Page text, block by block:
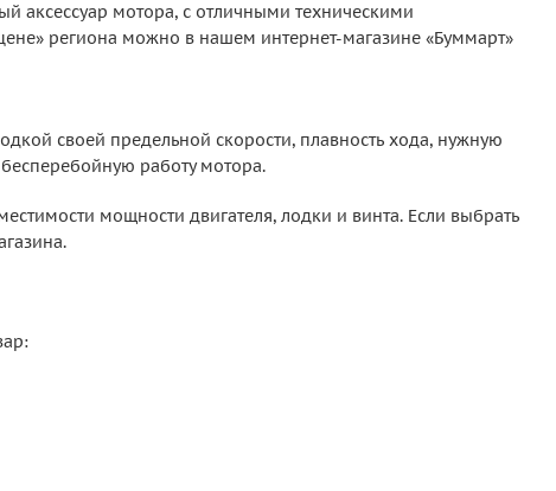
аксессуар мотора, с отличными техническими
региона можно в нашем интернет-магазине «Буммарт»
своей предельной скорости, плавность хода, нужную
работу мотора.
мощности двигателя, лодки и винта. Если выбрать